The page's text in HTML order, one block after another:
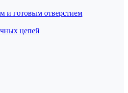
и готовым отверстием
цепей